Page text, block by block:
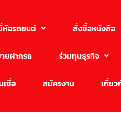
ห้อรถยนต์ สั่งซื้อหนังสือ
ยฝากรถ ร่วมทุนธุรกิจ
ชื่อ สมัครงาน เกี่ยว